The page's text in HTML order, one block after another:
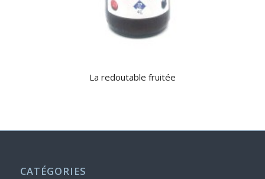
La redoutable fruitée
CATÉGORIES